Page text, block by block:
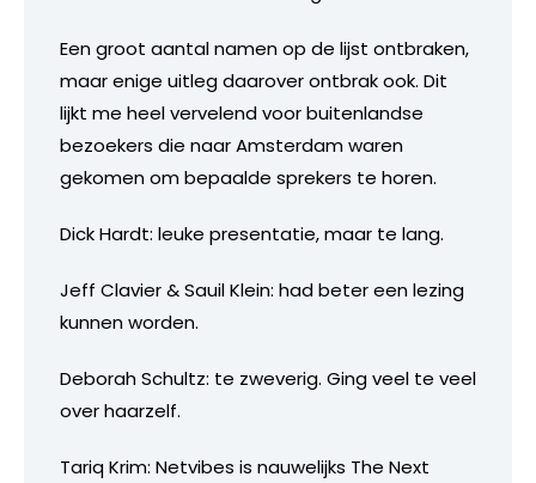
Een groot aantal namen op de lijst ontbraken,
maar enige uitleg daarover ontbrak ook. Dit
lijkt me heel vervelend voor buitenlandse
bezoekers die naar Amsterdam waren
gekomen om bepaalde sprekers te horen.
Dick Hardt: leuke presentatie, maar te lang.
Jeff Clavier & Sauil Klein: had beter een lezing
kunnen worden.
Deborah Schultz: te zweverig. Ging veel te veel
over haarzelf.
Tariq Krim: Netvibes is nauwelijks The Next